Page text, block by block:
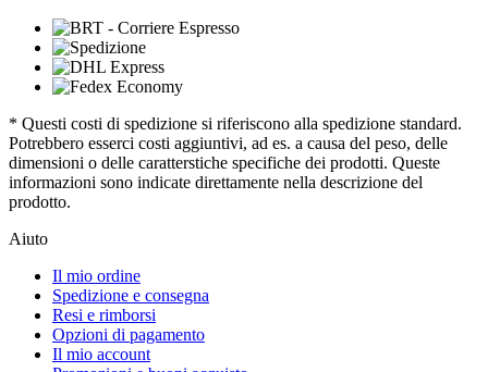
* Questi costi di spedizione si riferiscono alla spedizione standard.
Potrebbero esserci costi aggiuntivi, ad es. a causa del peso, delle
dimensioni o delle caratterstiche specifiche dei prodotti. Queste
informazioni sono indicate direttamente nella descrizione del
prodotto.
Aiuto
Il mio ordine
Spedizione e consegna
Resi e rimborsi
Opzioni di pagamento
Il mio account